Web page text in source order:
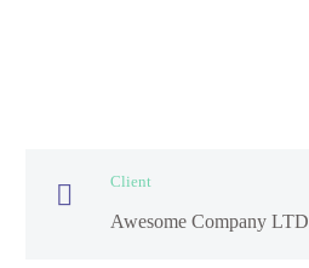
 Client
Awesome Company LTD